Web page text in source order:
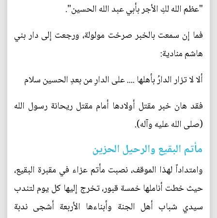
"عظم الله لكِ الأجر بأبي عبد الله الحسين".
فما إن سمعت بالخبر صرخت مولولة، ورجعت إلى دار بني
هاشم منادية:
ألا لا تزار الدارُ بأهلها .... على الدارِ من بعدِ الحسين سلام
فقد هان خبر مقتل أولادها أمام مقتل ريحانة رسول الله
(صلى الله عليه وآله).
مأتم البقيع والرحيل الحزين
وامتداداً لهذا الموقف، نصبت مأتم عزاء في مقبرة البقيع،
حيث خطت أناملها خمسة قبور، تخرج إليها كل يوم لتندب
سيدي شباب أهل الجنة وأبناءها الأربعة أشجى ندبة